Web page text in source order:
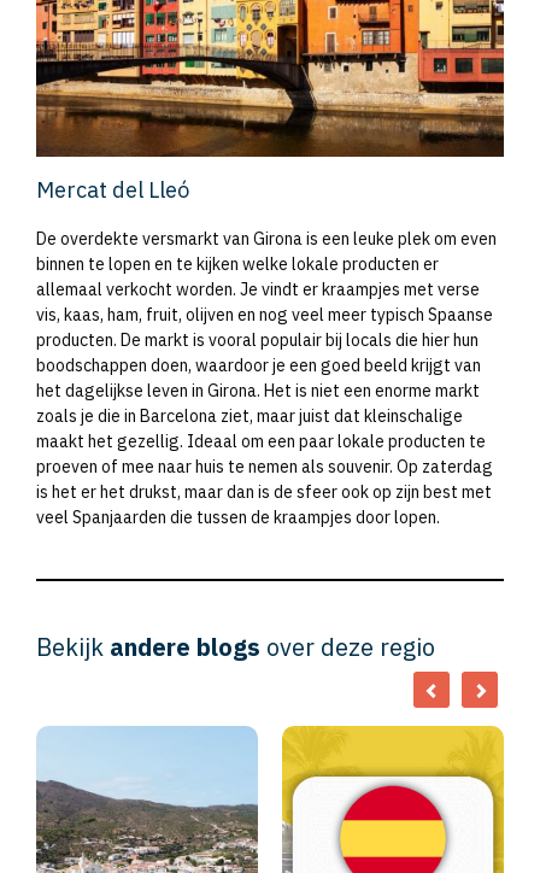
Mercat del Lleó
De overdekte versmarkt van Girona is een leuke plek om even
binnen te lopen en te kijken welke lokale producten er
allemaal verkocht worden. Je vindt er kraampjes met verse
vis, kaas, ham, fruit, olijven en nog veel meer typisch Spaanse
producten. De markt is vooral populair bij locals die hier hun
boodschappen doen, waardoor je een goed beeld krijgt van
het dagelijkse leven in Girona. Het is niet een enorme markt
zoals je die in Barcelona ziet, maar juist dat kleinschalige
maakt het gezellig. Ideaal om een paar lokale producten te
proeven of mee naar huis te nemen als souvenir. Op zaterdag
is het er het drukst, maar dan is de sfeer ook op zijn best met
veel Spanjaarden die tussen de kraampjes door lopen.
Bekijk andere blogs over deze regio